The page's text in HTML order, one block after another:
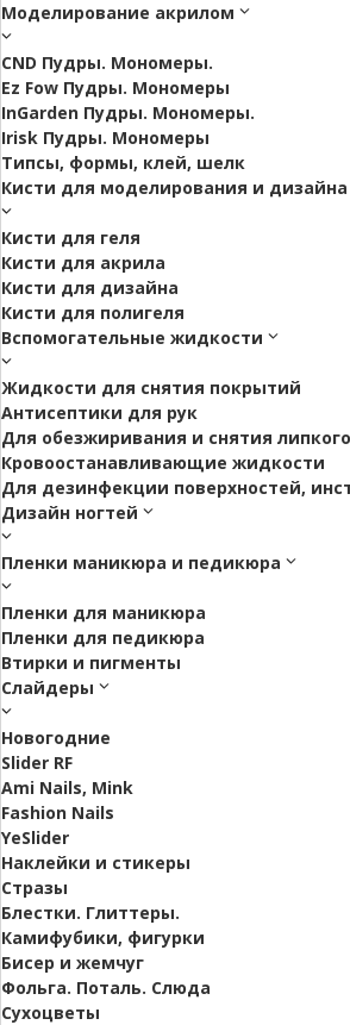
Моделирование акрилом
CND Пудры. Мономеры.
Ez Fow Пудры. Мономеры
InGarden Пудры. Мономеры.
Irisk Пудры. Мономеры
Типсы, формы, клей, шелк
Кисти для моделирования и дизайна
Кисти для геля
Кисти для акрила
Кисти для дизайна
Кисти для полигеля
Вспомогательные жидкости
Жидкости для снятия покрытий
Антисептики для рук
Для обезжиривания и снятия
Кровоостанавливающие жидкости
Для дезинфекции поверхностей,
Дизайн ногтей
Пленки маникюра и педикюра
Пленки для маникюра
Пленки для педикюра
Втирки и пигменты
Слайдеры
Новогодние
Slider RF
Ami Nails, Mink
Fashion Nails
YeSlider
Наклейки и стикеры
Стразы
Блестки. Глиттеры.
Камифубики, фигурки
Бисер и жемчуг
Фольга. Поталь. Слюда
Сухоцветы